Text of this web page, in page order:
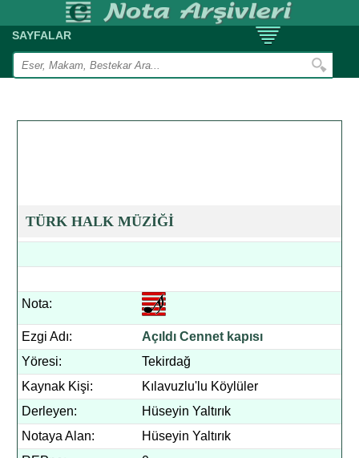
SAYFALAR
TÜRK HALK MÜZİĞİ
Nota:
Ezgi Adı:
Açıldı Cennet kapısı
Yöresi:
Tekirdağ
Kaynak Kişi:
Kılavuzlu'lu Köylüler
Derleyen:
Hüseyin Yaltırık
Notaya Alan:
Hüseyin Yaltırık